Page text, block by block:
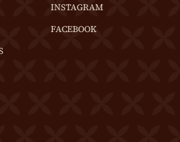
INSTAGRAM
FACEBOOK